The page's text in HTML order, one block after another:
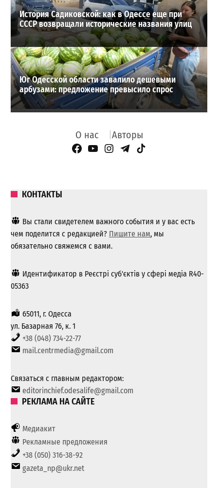
История Садиковской: как в Одессе еще при
СССР возвращали исторические названия улиц
Юг Одесской области завалило дешевыми
арбузами: предложение превысило спрос
О нас Авторы
Facebook Page
YouTube
Instagram
Telegram
TikTok
КОНТАКТЫ
Вы стали свидетелем важного события и у вас есть
чем поделится с редакцией? Пишите нам, мы
обязательно свяжемся с вами.
Идентификатор в Реєстрі суб'єктів у сфері медіа R40-
05363
65011, г. Одесса
ул. Базарная 76, к. 1
+38 (048) 734-22-77
mail.centrmedia@gmail.com
Связаться с главным редактором:
editorinchief.odesalife@gmail.com
РЕКЛАМА НА САЙТЕ
Медиакит
Рекламные предложения
+38 (050) 316-38-92
gazeta_np@ukr.net